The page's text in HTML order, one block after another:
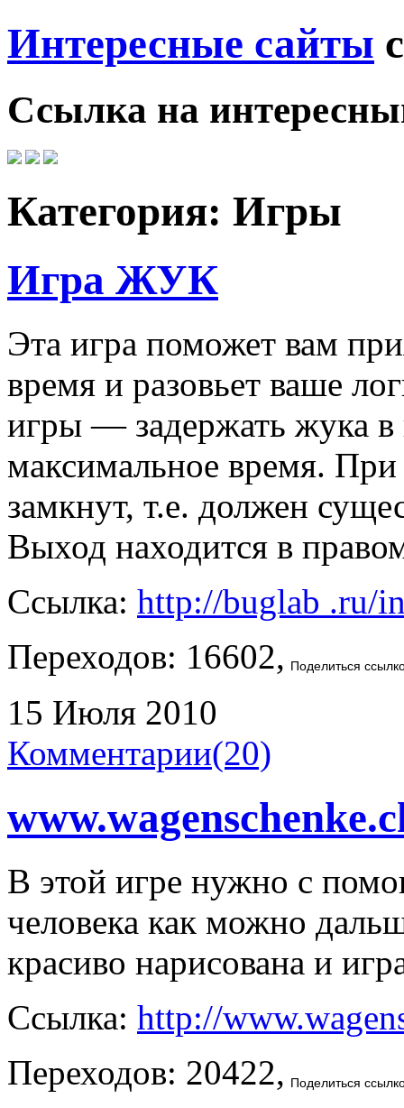
Интересные сайты
Ссылка на
Категория: Игры
Игра ЖУК
Эта игра поможет вам
время и разовьет ваше
игры — задержать жука в
максимальное время.
замкнут, т.е. должен
Выход находится в
Ссылка: http://buglab .ru/
Переходов: 16602,
Поделиться
15 Июля 2010
Комментарии(20)
В этой игре нужно с
человека как можно
красиво нарисована и
Ссылка: http://
Переходов: 20422, Поделиться